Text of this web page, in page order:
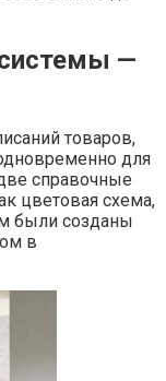
—
товаров,
для
справочные
цветовая схема,
были созданы
в